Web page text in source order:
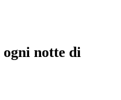
notte di